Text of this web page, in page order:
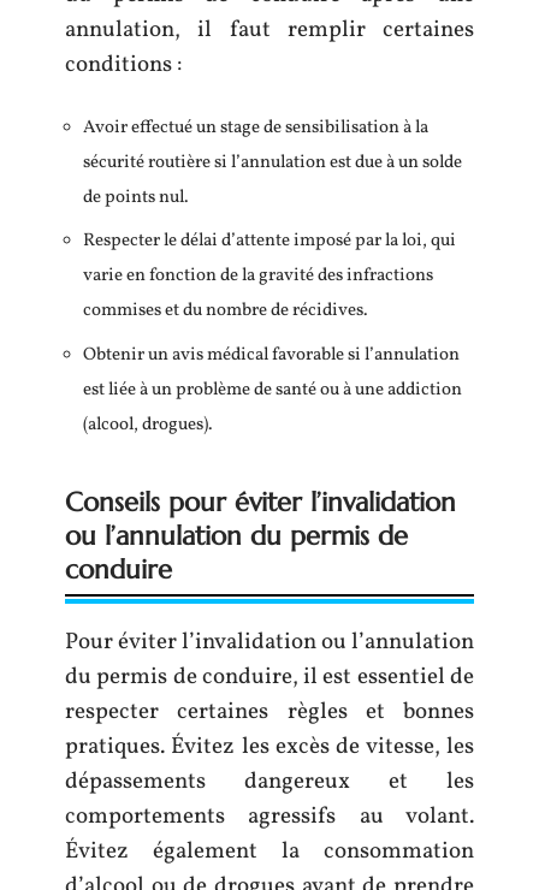
annulation, il faut remplir certaines
conditions :
Avoir effectué un stage de sensibilisation à la
sécurité routière si l’annulation est due à un solde
de points nul.
Respecter le délai d’attente imposé par la loi, qui
varie en fonction de la gravité des infractions
commises et du nombre de récidives.
Obtenir un avis médical favorable si l’annulation
est liée à un problème de santé ou à une addiction
(alcool, drogues).
Conseils pour éviter l’invalidation
ou l’annulation du permis de
conduire
Pour éviter l’invalidation ou l’annulation
du permis de conduire, il est essentiel de
respecter certaines règles et bonnes
pratiques. Évitez les excès de vitesse, les
dépassements dangereux et les
comportements agressifs au volant.
Évitez également la consommation